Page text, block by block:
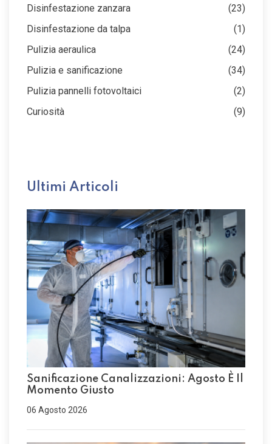
Disinfestazione zanzara
(23)
Disinfestazione da talpa
(1)
Pulizia aeraulica
(24)
Pulizia e sanificazione
(34)
Pulizia pannelli fotovoltaici
(2)
Curiosità
(9)
Ultimi Articoli
Sanificazione Canalizzazioni: Agosto È Il
Momento Giusto
06 Agosto 2026